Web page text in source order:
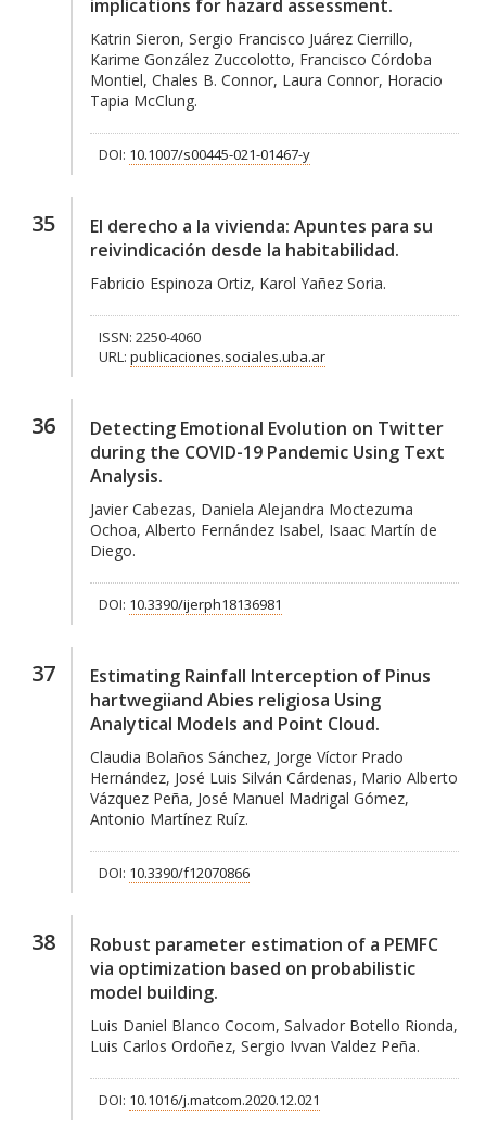
implications for hazard assessment.
Katrin Sieron, Sergio Francisco Juárez Cierrillo,
Karime González Zuccolotto, Francisco Córdoba
Montiel, Chales B. Connor, Laura Connor, Horacio
Tapia McClung.
DOI: 10.1007/s00445-021-01467-y
35
El derecho a la vivienda: Apuntes para su
reivindicación desde la habitabilidad.
Fabricio Espinoza Ortiz, Karol Yañez Soria.
ISSN: 2250-4060
URL: publicaciones.sociales.uba.ar
36
Detecting Emotional Evolution on Twitter
during the COVID-19 Pandemic Using Text
Analysis.
Javier Cabezas, Daniela Alejandra Moctezuma
Ochoa, Alberto Fernández Isabel, Isaac Martín de
Diego.
DOI: 10.3390/ijerph18136981
37
Estimating Rainfall Interception of Pinus
hartwegiiand Abies religiosa Using
Analytical Models and Point Cloud.
Claudia Bolaños Sánchez, Jorge Víctor Prado
Hernández, José Luis Silván Cárdenas, Mario Alberto
Vázquez Peña, José Manuel Madrigal Gómez,
Antonio Martínez Ruíz.
DOI: 10.3390/f12070866
38
Robust parameter estimation of a PEMFC
via optimization based on probabilistic
model building.
Luis Daniel Blanco Cocom, Salvador Botello Rionda,
Luis Carlos Ordoñez, Sergio Ivvan Valdez Peña.
DOI: 10.1016/j.matcom.2020.12.021